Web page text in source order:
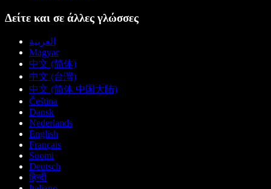
Δείτε και σε άλλες γλώσσες
العربية
Magyar
中文 (简体)
中文 (台灣)
中文 (简体 中国大陆)
Čeština
Dansk
Nederlands
English
Français
Suomi
Deutsch
हिन्दी